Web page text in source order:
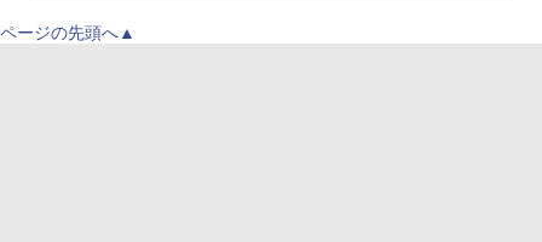
ページの先頭へ▲